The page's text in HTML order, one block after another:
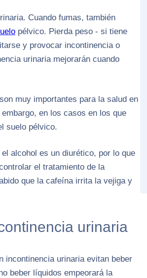
Cuando fumas, también
pélvico. Pierda peso - si tiene
y provocar incontinencia o
urinaria mejorarán cuando
muy importantes para la salud en
en los casos en los que
suelo pélvico.
alcohol es un diurético, por lo que
el tratamiento de la
que la cafeína irrita la vejiga y
urinaria
incontinencia urinaria evitan beber
beber líquidos empeorará la